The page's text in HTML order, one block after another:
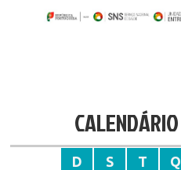
CALENDÁRIO
D S T Q